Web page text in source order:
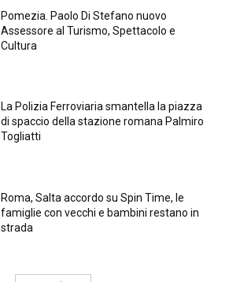
Pomezia. Paolo Di Stefano nuovo
Assessore al Turismo, Spettacolo e
Cultura
La Polizia Ferroviaria smantella la piazza
di spaccio della stazione romana Palmiro
Togliatti
Roma, Salta accordo su Spin Time, le
famiglie con vecchi e bambini restano in
strada